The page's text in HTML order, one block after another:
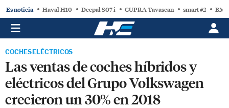
Es noticia Haval H10 Deepal S07 i CUPRA Tavascan smart #2
COCHES ELÉCTRICOS
Las ventas de coches híbridos y
eléctricos del Grupo Volkswagen
crecieron un 30% en 2018